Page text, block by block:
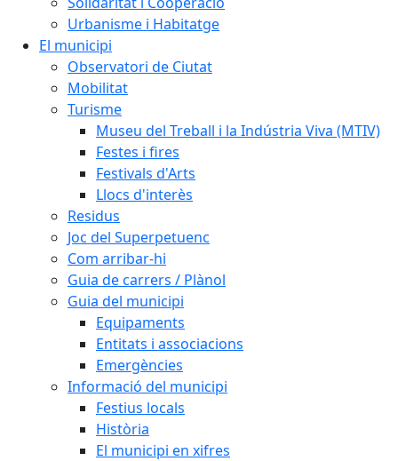
Urbanisme i Habitatge
El municipi
Observatori de Ciutat
Mobilitat
Turisme
Museu del Treball i la Indústria Viva (MTIV)
Festes i fires
Festivals d'Arts
Llocs d'interès
Residus
Joc del Superpetuenc
Com arribar-hi
Guia de carrers / Plànol
Guia del municipi
Equipaments
Entitats i associacions
Emergències
Informació del municipi
Festius locals
Història
El municipi en xifres